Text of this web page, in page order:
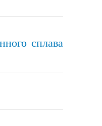
сплава